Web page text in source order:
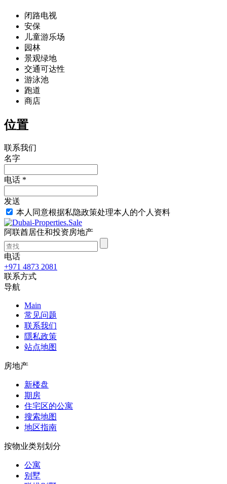
闭路电视
安保
儿童游乐场
园林
景观绿地
交通可达性
游泳池
跑道
商店
位置
联系我们
名字
电话 *
发送
本人同意根据私隐政策处理本人的个人资料
阿联酋居住和投资房地产
电话
+971 4873 2081
联系方式
导航
Main
常见问题
联系我们
隱私政策
站点地图
房地产
新楼盘
期房
住宅区的公寓
搜索地图
地区指南
按物业类别划分
公寓
别墅